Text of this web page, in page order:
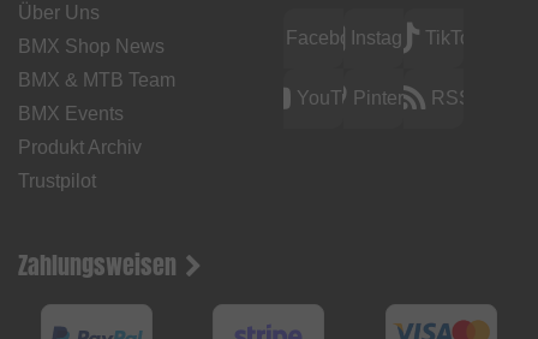
Über Uns
BMX Shop News
BMX & MTB Team
BMX Events
Produkt Archiv
Trustpilot
FacebookInstagramTikTok
YouTubePinterest RSS
Zahlungsweisen